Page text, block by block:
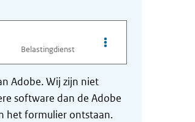
Belastingdienst
Opties van bestand
Adobe. Wij zijn niet
software dan de Adobe
het formulier ontstaan.